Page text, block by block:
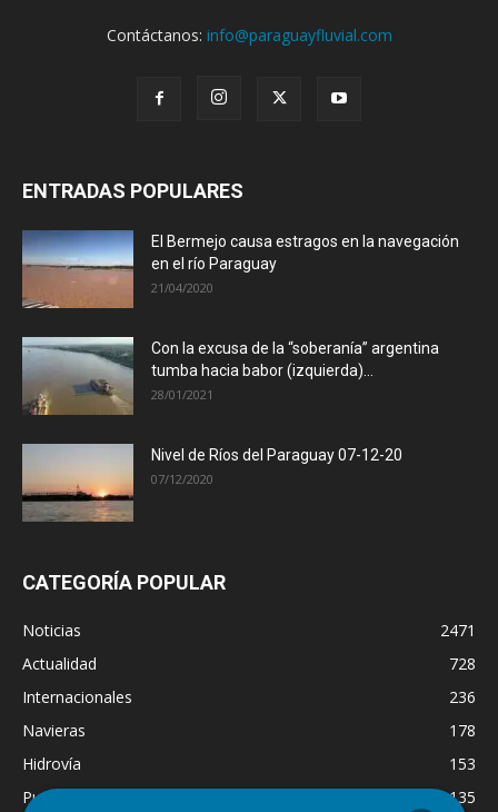
Contáctanos: info@paraguayfluvial.com
ENTRADAS POPULARES
El Bermejo causa estragos en la navegación
en el río Paraguay
21/04/2020
Con la excusa de la “soberanía” argentina
tumba hacia babor (izquierda)...
28/01/2021
Nivel de Ríos del Paraguay 07-12-20
07/12/2020
CATEGORÍA POPULAR
Noticias
2471
Actualidad
728
Internacionales
236
Navieras
178
Hidrovía
153
Puertos
135